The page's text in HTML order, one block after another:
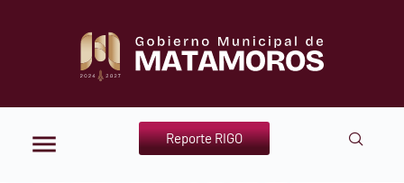
Reporte RIGO